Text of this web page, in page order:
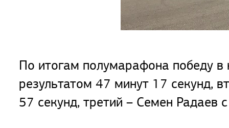
По итогам полумарафона победу
результатом 47 минут 17 секунд,
57 секунд, третий – Семен Радаев